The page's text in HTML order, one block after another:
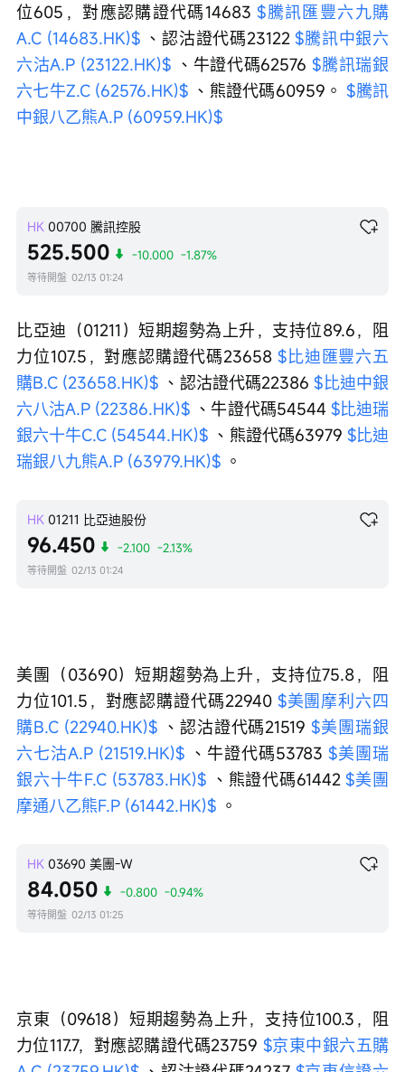
位605，對應認購證代碼14683 $騰訊匯豐六九購
A.C (14683.HK)$ 、認沽證代碼23122 $騰訊中銀六
六沽A.P (23122.HK)$ 、牛證代碼62576 $騰訊瑞銀
六七牛Z.C (62576.HK)$ 、熊證代碼60959。 $騰訊
中銀八乙熊A.P (60959.HK)$
HK 00700 騰訊控股
525.500 -10.000 -1.87%
等待開盤 02/13 01:24
比亞迪（01211）短期趨勢為上升，支持位89.6，阻
力位107.5，對應認購證代碼23658 $比迪匯豐六五
購B.C (23658.HK)$ 、認沽證代碼22386 $比迪中銀
六八沽A.P (22386.HK)$ 、牛證代碼54544 $比迪瑞
銀六十牛C.C (54544.HK)$ 、熊證代碼63979 $比迪
瑞銀八九熊A.P (63979.HK)$ 。
HK 01211 比亞迪股份
96.450 -2.100 -2.13%
等待開盤 02/13 01:24
美團（03690）短期趨勢為上升，支持位75.8，阻
力位101.5，對應認購證代碼22940 $美團摩利六四
購B.C (22940.HK)$ 、認沽證代碼21519 $美團瑞銀
六七沽A.P (21519.HK)$ 、牛證代碼53783 $美團瑞
銀六十牛F.C (53783.HK)$ 、熊證代碼61442 $美團
摩通八乙熊F.P (61442.HK)$ 。
HK 03690 美團-W
84.050 -0.800 -0.94%
等待開盤 02/13 01:25
京東（09618）短期趨勢為上升，支持位100.3，阻
力位117.7，對應認購證代碼23759 $京東中銀六五購